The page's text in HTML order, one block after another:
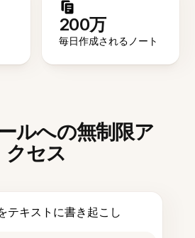
200万
毎日作成されるノート
ルへの無制限ア
クセス
テキストに書き起こし